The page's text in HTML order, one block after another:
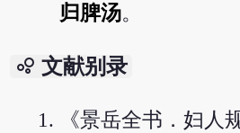
归脾汤。
bubble_chart 文献别录
《景岳全书．妇人